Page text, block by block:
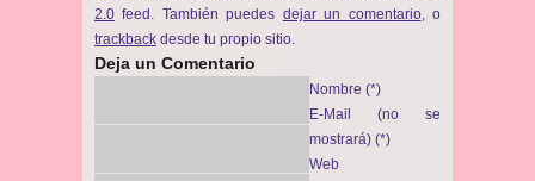
2.0 feed. También puedes dejar un comentario, o
trackback desde tu propio sitio.
Deja un Comentario
Nombre (*)
E-Mail (no se
mostrará) (*)
Web